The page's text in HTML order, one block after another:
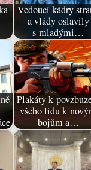
Vedoucí kádry
a vlády oslavily
s mladými…
Plakáty k
všeho lidu k
bojům a…